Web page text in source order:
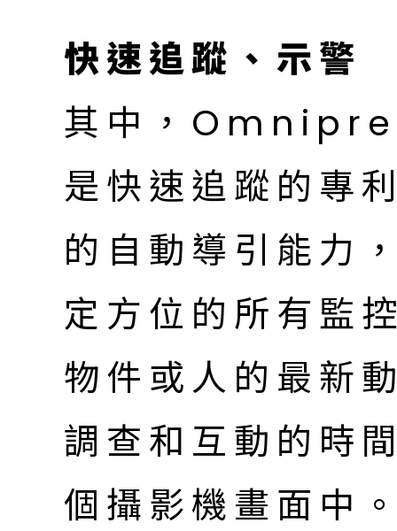
快速追蹤、示警
其中，
是快速追蹤的專
的自動導引能力
定方位的所有監
物件或人的最新
調查和互動的時
個攝影機畫面中